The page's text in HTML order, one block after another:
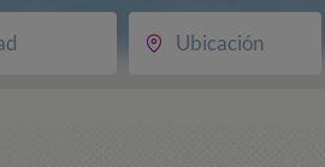
Ubicación